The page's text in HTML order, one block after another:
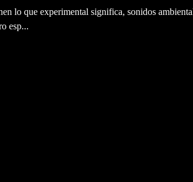
lo que experimental significa, sonidos
esp...